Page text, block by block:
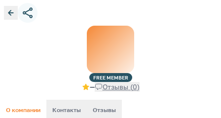
FREEMEMBER
— Отзывы (0)
О компании Контакты Отзывы